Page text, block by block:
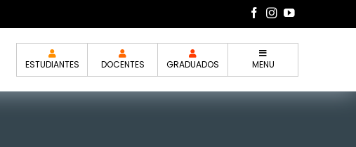
ESTUDIANTES DOCENTES GRADUADOS MENU